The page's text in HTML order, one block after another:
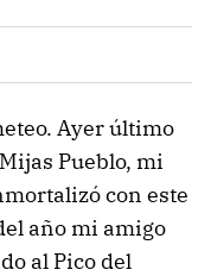
Ayer último
Pueblo, mi
con este
año mi amigo
al Pico del